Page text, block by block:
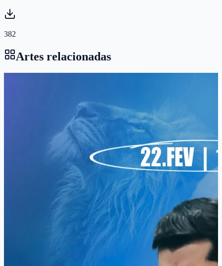
382
Artes relacionadas